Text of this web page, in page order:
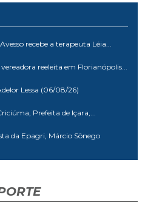
recebe a terapeuta Léia...
reeleita em Florianópolis...
Lessa (06/08/26)
Prefeita de Içara,...
da Epagri, Márcio Sônego